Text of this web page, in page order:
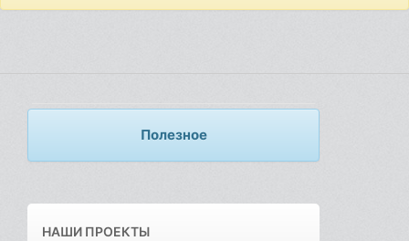
Полезное
НАШИ ПРОЕКТЫ